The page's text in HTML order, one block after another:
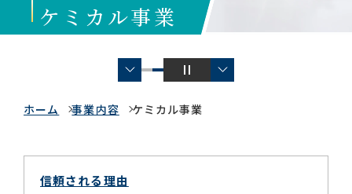
お問い合わせ一覧
ケミカル事業
ホーム 事業内容 ケミカル事業
信頼される理由